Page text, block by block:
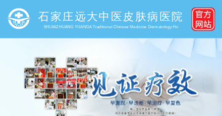
石家庄远大中医皮肤病医院
SHIJIAZHUANG YUANDA Traditional Chinese Medicine Dermatology Ho